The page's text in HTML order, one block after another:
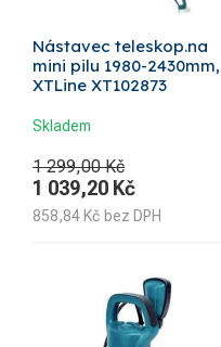
Nástavec teleskop.na
mini pilu 1980-2430mm,
XTLine XT102873
Skladem
1 299,00 Kč
1 039,20 Kč
858,84 Kč bez DPH